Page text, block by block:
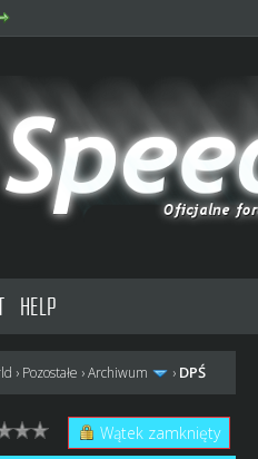
HELP
› Pozostałe ›Archiwum › DPŚ
Wątek zamknięty